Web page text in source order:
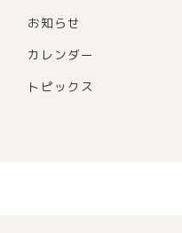
お知らせ
カレンダー
トピックス